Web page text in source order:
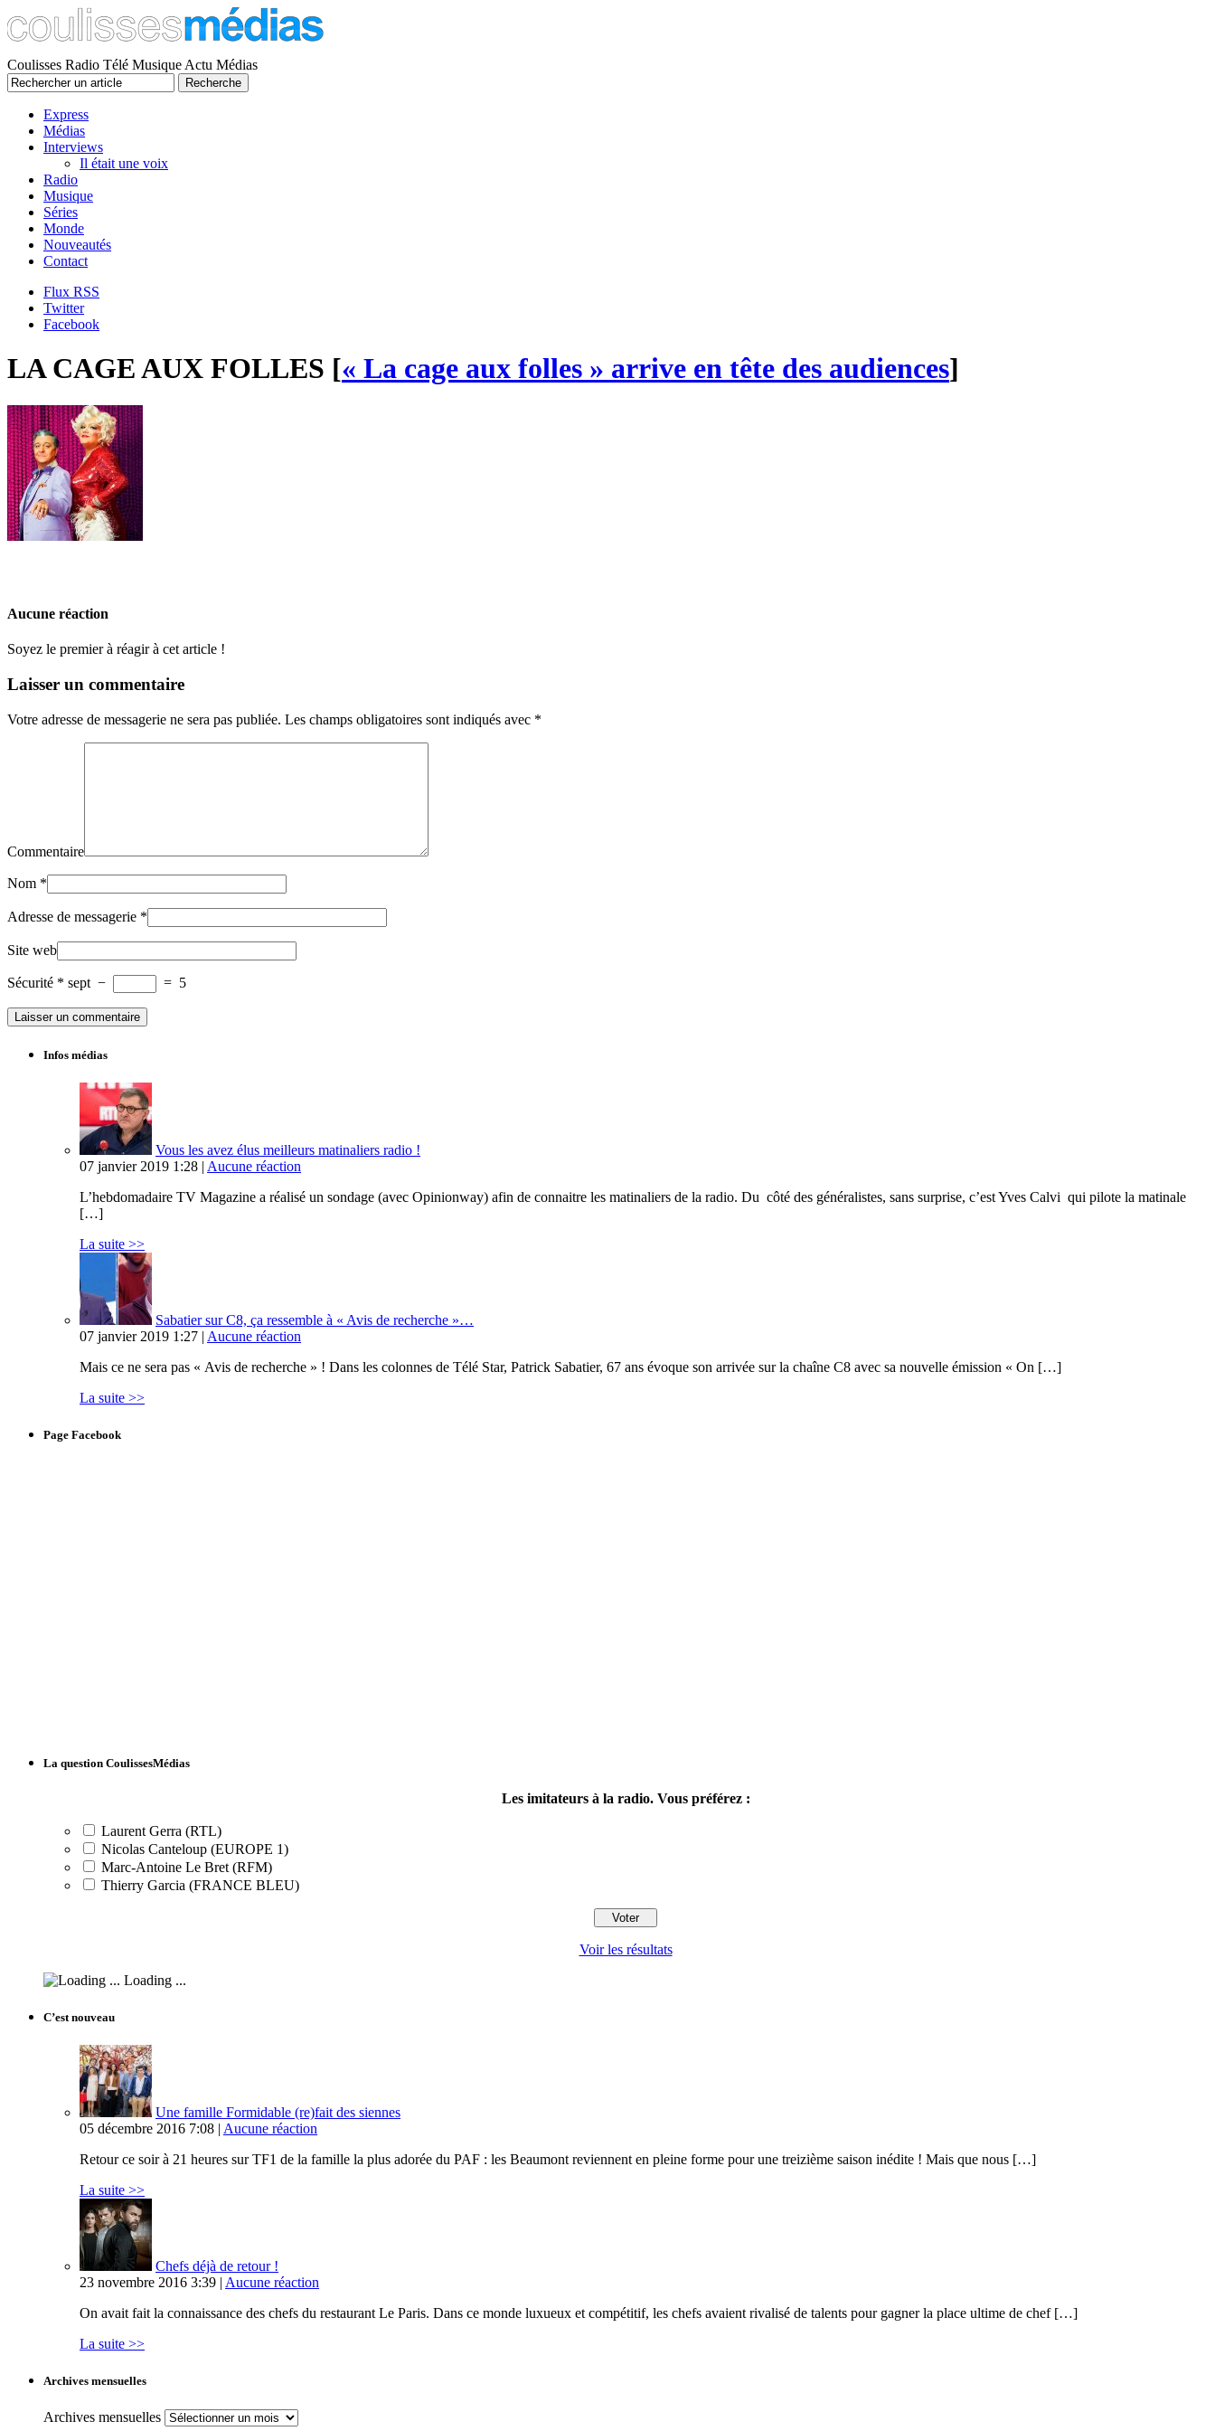
Coulisses Radio Télé Musique Actu Médias
Express
Médias
Interviews
Il était une voix
Radio
Musique
Séries
Monde
Nouveautés
Contact
Flux RSS
Twitter
Facebook
LA CAGE AUX FOLLES [« La cage aux folles » arrive en tête des audiences]
Aucune réaction
Soyez le premier à réagir à cet article !
Laisser un commentaire
Votre adresse de messagerie ne sera pas publiée. Les champs obligatoires sont indiqués avec *
Commentaire
Nom *
Adresse de messagerie *
Site web
Sécurité * sept − = 5
Infos médias
Vous les avez élus meilleurs matinaliers radio !
07 janvier 2019 1:28 | Aucune réaction
L’hebdomadaire TV Magazine a réalisé un sondage (avec Opinionway) afin de connaitre les matinaliers de la radio. Du côté des généralistes, sans surprise, c’est Yves Calvi qui pilote la matinale
[…]
La suite >>
Sabatier sur C8, ça ressemble à « Avis de recherche »…
07 janvier 2019 1:27 | Aucune réaction
Mais ce ne sera pas « Avis de recherche » ! Dans les colonnes de Télé Star, Patrick Sabatier, 67 ans évoque son arrivée sur la chaîne C8 avec sa nouvelle émission « On […]
La suite >>
Page Facebook
La question CoulissesMédias
Les imitateurs à la radio. Vous préférez :
Laurent Gerra (RTL)
Nicolas Canteloup (EUROPE 1)
Marc-Antoine Le Bret (RFM)
Thierry Garcia (FRANCE BLEU)
Voir les résultats
Loading ...
C’est nouveau
Une famille Formidable (re)fait des siennes
05 décembre 2016 7:08 | Aucune réaction
Retour ce soir à 21 heures sur TF1 de la famille la plus adorée du PAF : les Beaumont reviennent en pleine forme pour une treizième saison inédite ! Mais que nous […]
La suite >>
Chefs déjà de retour !
23 novembre 2016 3:39 | Aucune réaction
On avait fait la connaissance des chefs du restaurant Le Paris. Dans ce monde luxueux et compétitif, les chefs avaient rivalisé de talents pour gagner la place ultime de chef […]
La suite >>
Archives mensuelles
Archives mensuelles